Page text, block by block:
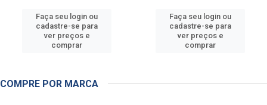
Faça seu login ou
cadastre-se para
ver preços e
comprar
Faça seu login ou
cadastre-se para
ver preços e
comprar
COMPRE POR MARCA